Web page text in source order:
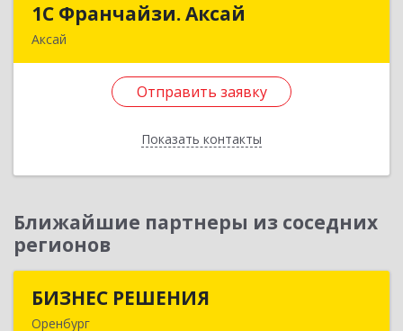
1С Франчайзи. Аксай
Аксай
Отправить заявку
Показать контакты
1С Франчайзи. Аксай
ул.Железнодорожная 174/1
Ближайшие партнеры из соседних
регионов
БИЗНЕС РЕШЕНИЯ
Оренбург
БИЗНЕС РЕШЕНИЯ